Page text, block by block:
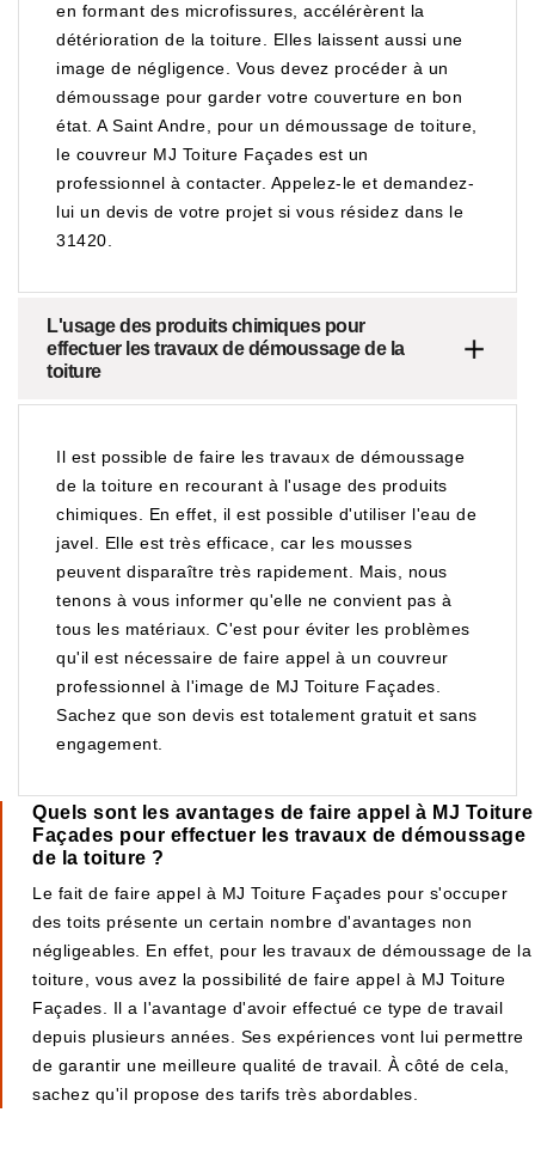
en formant des microfissures, accélérèrent la
détérioration de la toiture. Elles laissent aussi une
image de négligence. Vous devez procéder à un
démoussage pour garder votre couverture en bon
état. A Saint Andre, pour un démoussage de toiture,
le couvreur MJ Toiture Façades est un
professionnel à contacter. Appelez-le et demandez-
lui un devis de votre projet si vous résidez dans le
31420.
L'usage des produits chimiques pour
effectuer les travaux de démoussage de la
toiture
Il est possible de faire les travaux de démoussage
de la toiture en recourant à l'usage des produits
chimiques. En effet, il est possible d'utiliser l'eau de
javel. Elle est très efficace, car les mousses
peuvent disparaître très rapidement. Mais, nous
tenons à vous informer qu'elle ne convient pas à
tous les matériaux. C'est pour éviter les problèmes
qu'il est nécessaire de faire appel à un couvreur
professionnel à l'image de MJ Toiture Façades.
Sachez que son devis est totalement gratuit et sans
engagement.
Quels sont les avantages de faire appel à MJ Toiture
Façades pour effectuer les travaux de démoussage
de la toiture ?
Le fait de faire appel à MJ Toiture Façades pour s'occuper
des toits présente un certain nombre d'avantages non
négligeables. En effet, pour les travaux de démoussage de la
toiture, vous avez la possibilité de faire appel à MJ Toiture
Façades. Il a l'avantage d'avoir effectué ce type de travail
depuis plusieurs années. Ses expériences vont lui permettre
de garantir une meilleure qualité de travail. À côté de cela,
sachez qu'il propose des tarifs très abordables.